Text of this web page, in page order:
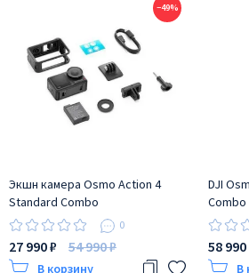
−49%
Экшн камера Osmo Action 4
Standard Combo
0
27 990 ₽ 54 990 ₽
В корзину
DJI
Combo
58 990
В